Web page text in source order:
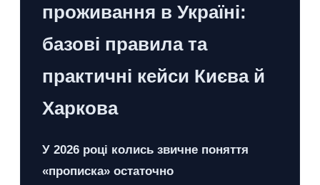
проживання в Україні:
базові правила та
практичні кейси Києва й
Харкова
У 2026 році колись звичне поняття
«прописка» остаточно